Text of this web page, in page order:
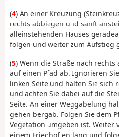
(4) An einer Kreuzung
rechts abbiegen und sanft
alleinstehenden Hauses
folgen und weiter zum Aufstieg
(5) Wenn die Straße nach
auf einen Pfad ab. Ignorieren
linken Seite und halten Sie sich
und achten Sie dabei auf die
Seite. An einer Weggabelung
gehen bergab. Folgen Sie dem
Vegetation umgeben ist. Weiter
einem Friedhof entlang und